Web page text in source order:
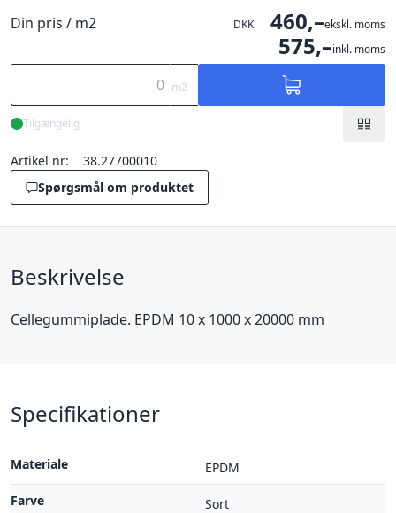
Din pris / m2 DKK 460,–ekskl. moms
575,–inkl. moms
m2
Tilgængelig
Artikel nr:
38.27700010
Spørgsmål om produktet
Beskrivelse
Cellegummiplade. EPDM 10 x 1000 x 20000 mm
Specifikationer
Materiale
EPDM
Farve
Sort